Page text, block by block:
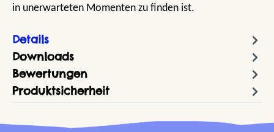
in unerwarteten Momenten zu finden ist.
Details
Downloads
Bewertungen
Produktsicherheit